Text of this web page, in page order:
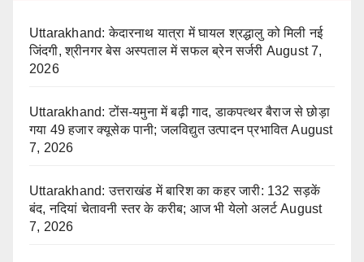
Uttarakhand: केदारनाथ यात्रा में घायल श्रद्धालु को मिली नई
जिंदगी, श्रीनगर बेस अस्पताल में सफल ब्रेन सर्जरी August 7,
2026
Uttarakhand: टोंस-यमुना में बढ़ी गाद, डाकपत्थर बैराज से छोड़ा
गया 49 हजार क्यूसेक पानी; जलविद्युत उत्पादन प्रभावित August
7, 2026
Uttarakhand: उत्तराखंड में बारिश का कहर जारी: 132 सड़कें
बंद, नदियां चेतावनी स्तर के करीब; आज भी येलो अलर्ट August
7, 2026